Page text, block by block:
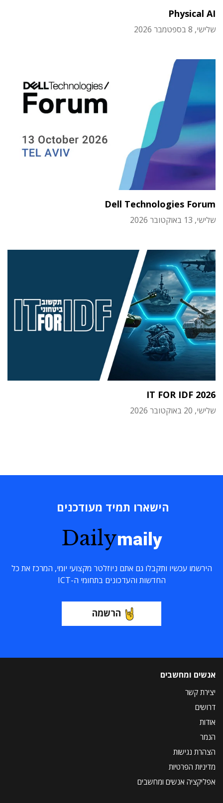
Physical AI
שלישי, 8 בספטמבר 2026
Dell Technologies Forum
שלישי, 13 באוקטובר 2026
IT FOR IDF 2026
שלישי, 20 באוקטובר 2026
הישארו תמיד מעודכנים
Dailymaily
הירשמו עכשיו ותקבלו גם אתם ניוזלטר מקצועי יומי, המרכז את כל
החדשות והעדכונים בתחומי ה-ICT
הרשמה
אנשים ומחשבים
יצירת קשר
דרושים
אודות
הנמר
הצהרת נגישות
מדיניות הפרטיות
אפליקציה אנשים ומחשבים